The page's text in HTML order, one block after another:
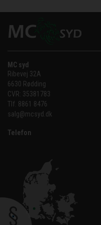
MC syd
Ribevej 32A
6630 Rødding
CVR: 35381783
Tlf. 8861 8476
salg@mcsyd.dk
Telefon